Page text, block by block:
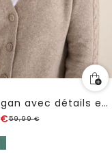
Cardingan avec détails en tricot
€59,99€